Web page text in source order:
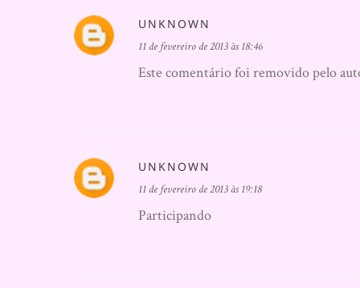
UNKNOWN
11 de fevereiro de 2013 às 18:46
Este comentário foi removido pelo
UNKNOWN
11 de fevereiro de 2013 às 19:18
Participando